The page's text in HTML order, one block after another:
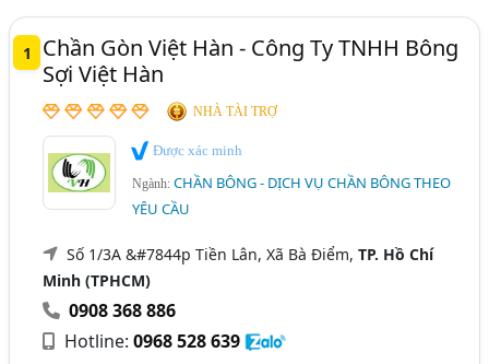
1
Chần Gòn Việt Hàn - Công Ty TNHH Bông
Sợi Việt Hàn
NHÀ TÀI TRỢ
Được xác minh
Ngành:CHẦN BÔNG - DỊCH VỤ CHẦN BÔNG THEO
YÊU CẦU
Số 1/3A &#7844p Tiền Lân, Xã Bà Điểm,TP. Hồ Chí
Minh (TPHCM)
0908 368 886
Hotline:0968 528 639